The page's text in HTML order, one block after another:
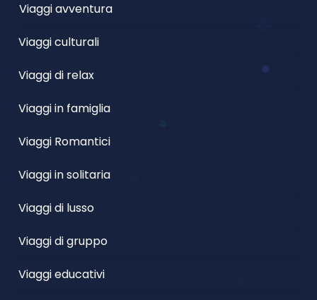
Viaggi avventura
Viaggi culturali
Viaggi di relax
Viaggi in famiglia
Viaggi Romantici
Viaggi in solitaria
Viaggi di lusso
Viaggi di gruppo
Viaggi educativi